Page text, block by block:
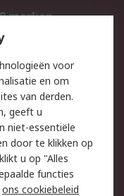
merken
veiligheid
voor
en om
van derden.
geeft u
niet-essentiële
door te klikken op
u op "Alles
functies
ons cookiebeleid